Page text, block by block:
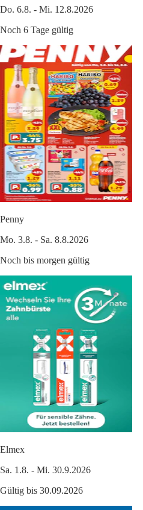
Do. 6.8. - Mi. 12.8.2026
Noch 6 Tage gültig
Penny
Mo. 3.8. - Sa. 8.8.2026
Noch bis morgen gültig
Elmex
Sa. 1.8. - Mi. 30.9.2026
Gültig bis 30.09.2026